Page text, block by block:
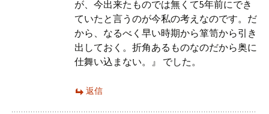
が、今出来たものでは無くて5年前にでき
ていたと言うのが今私の考えなのです。だ
から、なるべく早い時期から箪笥から引き
出しておく。折角あるものなのだから奥に
仕舞い込まない。』 でした。
返信